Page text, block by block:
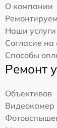
О компании
Наши услуги
Согласие
Способы
Ремонт
Объективов
Видеокамер